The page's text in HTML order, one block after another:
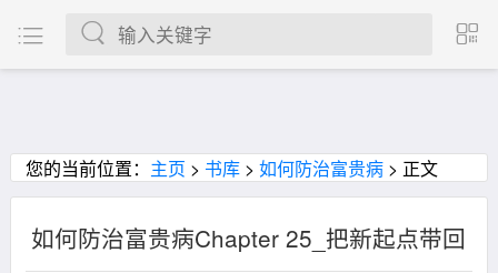
您的当前位置： 主页 > 书库 >如何防治富贵病 > 正文
如何防治富贵病Chapter 25_把新起点带回